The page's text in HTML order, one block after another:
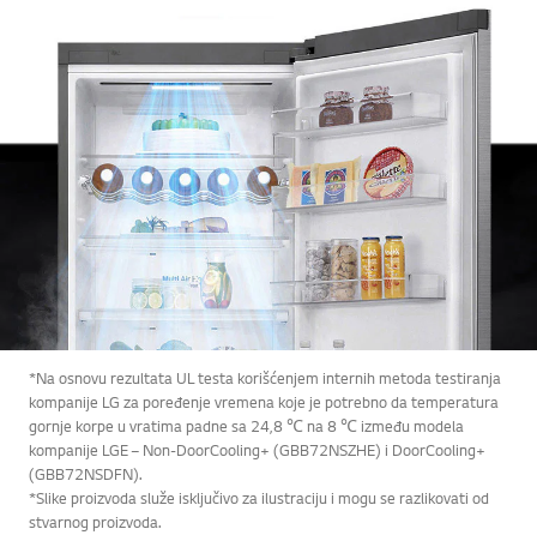
*Na osnovu rezultata UL testa korišćenjem internih metoda testiranja
kompanije LG za poređenje vremena koje je potrebno da temperatura
gornje korpe u vratima padne sa 24,8 ℃ na 8 ℃ između modela
kompanije LGE – Non-DoorCooling+ (GBB72NSZHE) i DoorCooling+
(GBB72NSDFN).
*Slike proizvoda služe isključivo za ilustraciju i mogu se razlikovati od
stvarnog proizvoda.